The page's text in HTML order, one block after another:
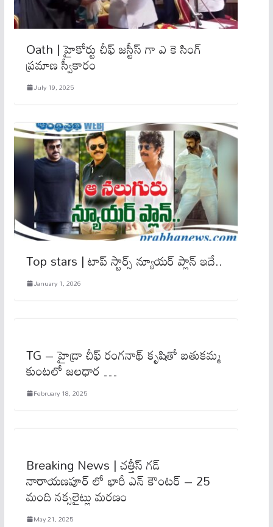
Oath | హైకోర్టు చీఫ్ జ‌స్టీస్ గా ఎ కె సింగ్
ప్ర‌మాణ స్వీకారం
July 19, 2025
Top stars | టాప్ స్టార్స్ న్యూయర్ ప్లాన్ ఇదే..
January 1, 2026
TG – హైడ్రా చీఫ్ రంగనాథ్ కృషితో బ‌తుక‌మ్మ
కుంటలో జలధార …
February 18, 2025
Breaking News | చత్తీస్ గడ్
నారాయణపూర్ లో భారీ ఎన్ కౌంటర్ – 25
మంది నక్సలైట్లు మరణం
May 21, 2025